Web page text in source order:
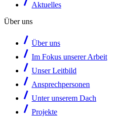
Aktuelles
Über uns
Über uns
Im Fokus unserer Arbeit
Unser Leitbild
Ansprechpersonen
Unter unserem Dach
Projekte